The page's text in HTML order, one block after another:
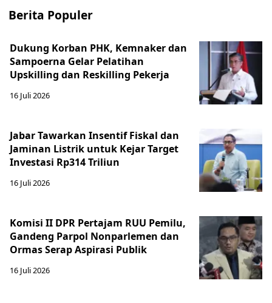
Berita Populer
Dukung Korban PHK, Kemnaker dan
Sampoerna Gelar Pelatihan
Upskilling dan Reskilling Pekerja
16 Juli 2026
Jabar Tawarkan Insentif Fiskal dan
Jaminan Listrik untuk Kejar Target
Investasi Rp314 Triliun
16 Juli 2026
Komisi II DPR Pertajam RUU Pemilu,
Gandeng Parpol Nonparlemen dan
Ormas Serap Aspirasi Publik
16 Juli 2026